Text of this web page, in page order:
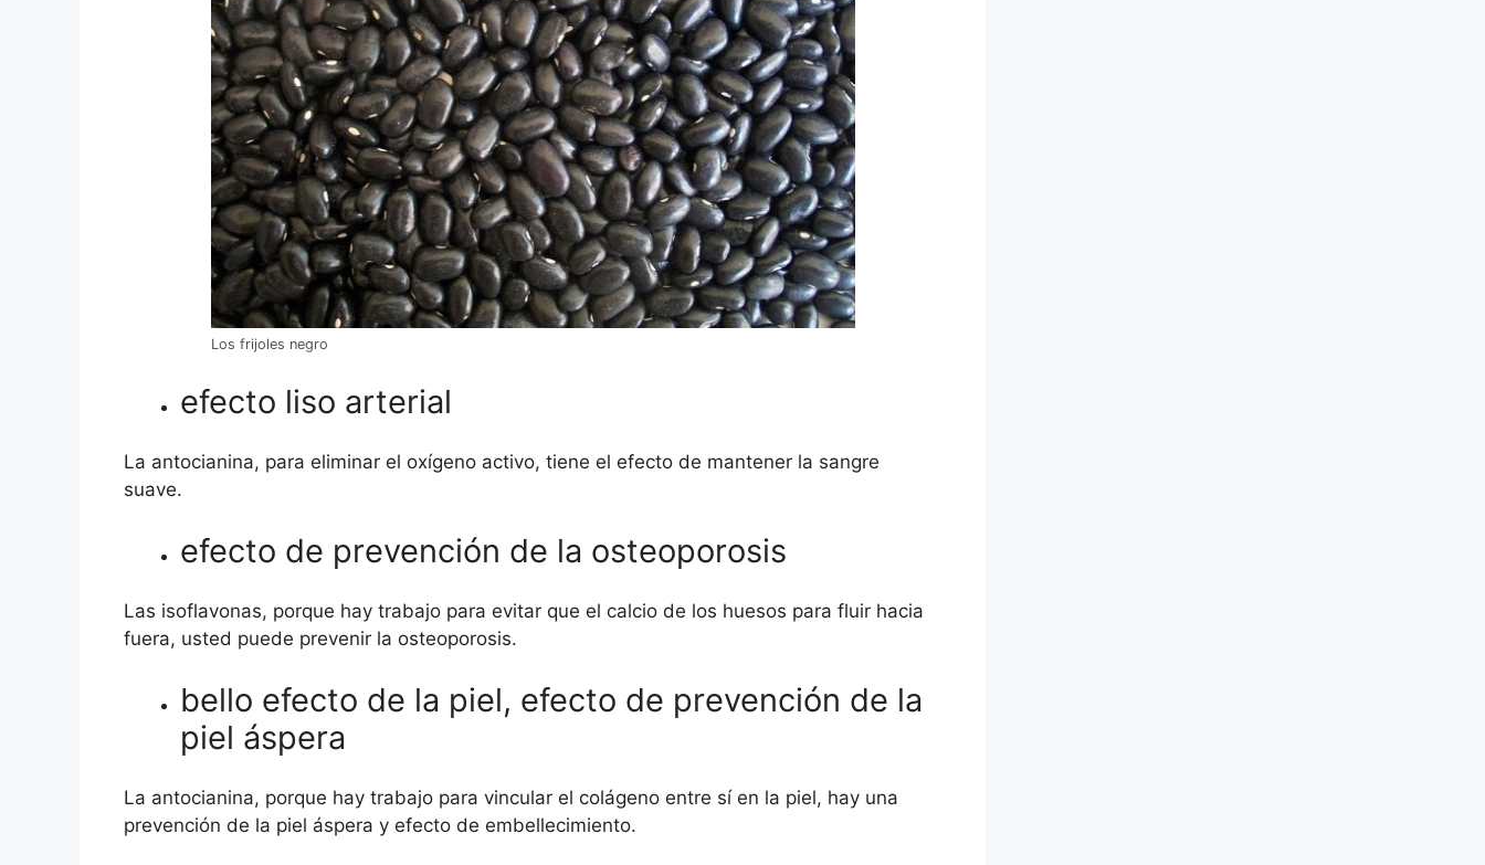
Los frijoles negro
efecto liso arterial
La antocianina, para eliminar el oxígeno activo, tiene el efecto de mantener la sangre
suave.
efecto de prevención de la osteoporosis
Las isoflavonas, porque hay trabajo para evitar que el calcio de los huesos para fluir hacia
fuera, usted puede prevenir la osteoporosis.
bello efecto de la piel, efecto de prevención de la
piel áspera
La antocianina, porque hay trabajo para vincular el colágeno entre sí en la piel, hay una
prevención de la piel áspera y efecto de embellecimiento.